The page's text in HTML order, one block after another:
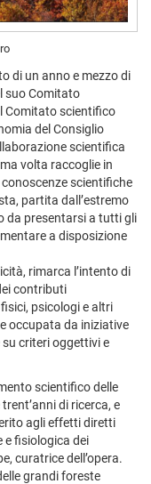
di un anno e mezzo di
suo Comitato
Comitato scientifico
del Consiglio
scientifica
volta raccoglie in
scientifiche
partita dall’estremo
da presentarsi a tutti gli
a disposizione
rimarca l’intento di
contributi
psicologi e altri
occupata da iniziative
criteri oggettivi e
scientifico delle
di ricerca, e
agli effetti diretti
e fisiologica dei
curatrice dell’opera.
grandi foreste